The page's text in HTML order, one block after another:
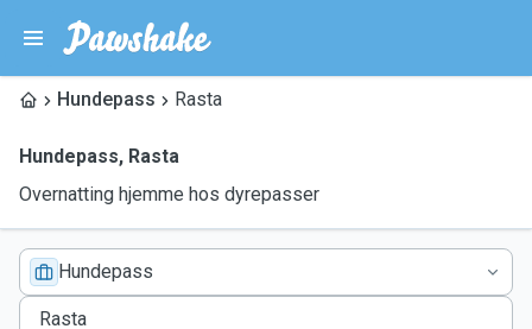
Hundepass Rasta
Hundepass, Rasta
Overnatting hjemme hos dyrepasser
Hundepass